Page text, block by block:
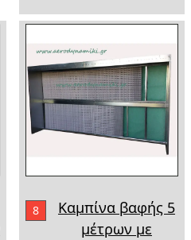
8
Καμπίνα βαφής 5
μέτρων με